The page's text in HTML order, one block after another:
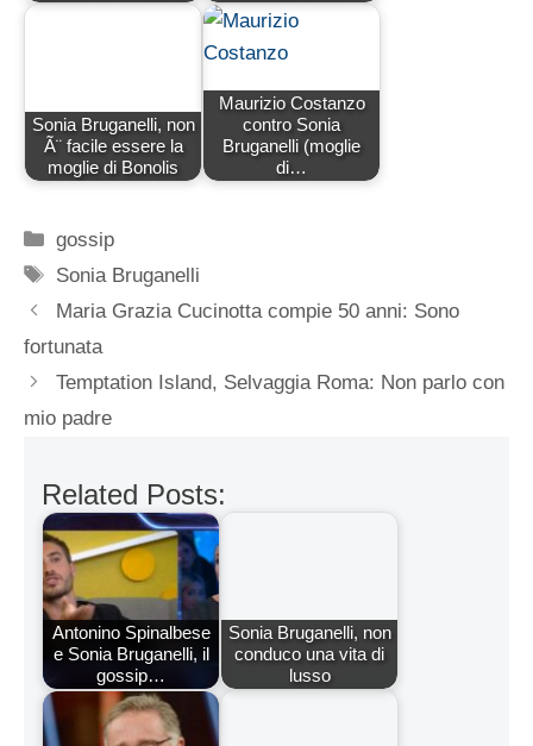
Sonia Bruganelli, non
Ã¨ facile essere la
moglie di Bonolis
Maurizio Costanzo
contro Sonia
Bruganelli (moglie
di…
Categorie
gossip
Tag
Sonia Bruganelli
Maria Grazia Cucinotta compie 50 anni: Sono
fortunata
Temptation Island, Selvaggia Roma: Non parlo con
mio padre
Related Posts:
Antonino Spinalbese
e Sonia Bruganelli, il
gossip…
Sonia Bruganelli, non
conduco una vita di
lusso